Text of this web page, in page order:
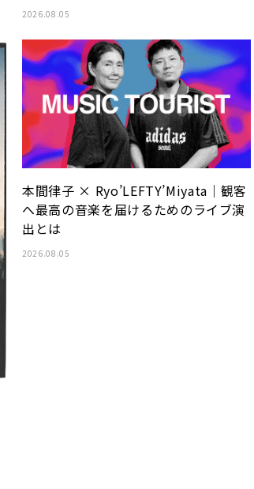
2026.08.05
本間律子 × Ryo’LEFTY’Miyata｜観客
へ最高の音楽を届けるためのライブ演
出とは
2026.08.05